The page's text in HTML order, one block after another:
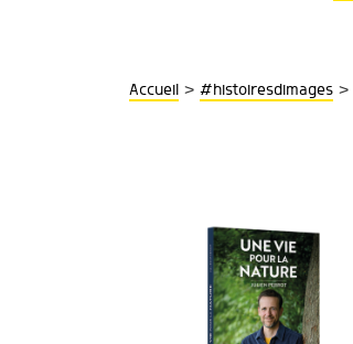
Accueil > #histoiresdimages >